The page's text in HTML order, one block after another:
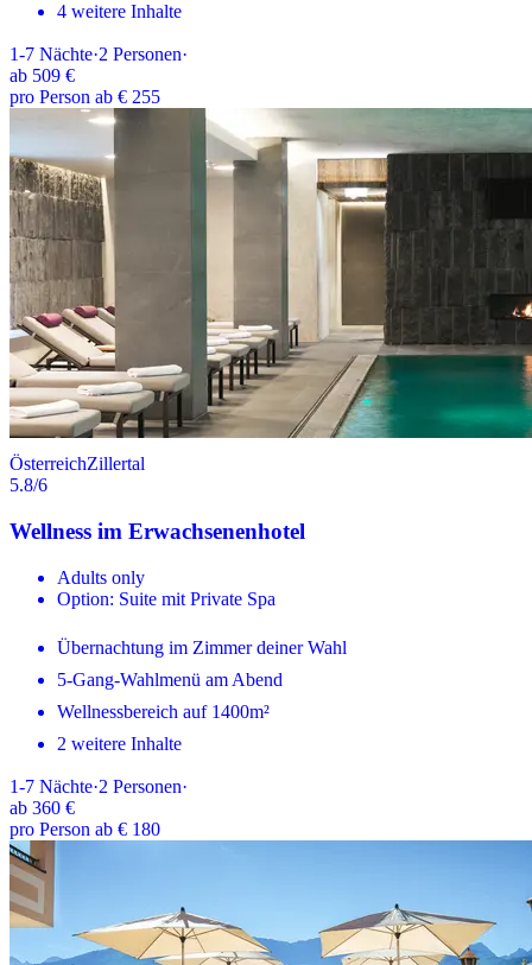
4 weitere Inhalte
1-7 Nächte·2 Personen·
ab 509 €
pro Person ab € 255
ÖsterreichZillertal
5.8/6
Wellness im Erwachsenenhotel
Adults only
Option: Suite mit Private Spa
Übernachtung im Zimmer deiner Wahl
5-Gang-Wahlmenü am Abend
Wellnessbereich auf 1400m²
2 weitere Inhalte
1-7 Nächte·2 Personen·
ab 360 €
pro Person ab € 180